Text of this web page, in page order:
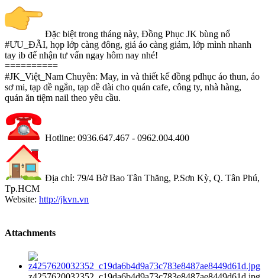
Đặc biệt trong tháng này, Đồng Phục JK bùng nổ
#ƯU_ĐÃI, họp lớp càng đông, giá áo càng giảm, lớp mình nhanh
tay ib để nhận tư vấn ngay hôm nay nhé!
==========
#JK_Việt_Nam Chuyên: May, in và thiết kế đồng pdhục áo thun, áo
sơ mi, tạp dề ngắn, tạp dề dài cho quán cafe, công ty, nhà hàng,
quán ăn tiệm nail theo yêu cầu.
Hotline: 0936.647.467 - 0962.004.400
Địa chỉ: 79/4 Bờ Bao Tân Thăng, P.Sơn Kỳ, Q. Tân Phú,
Tp.HCM
Website: http://jkvn.vn
Attachments